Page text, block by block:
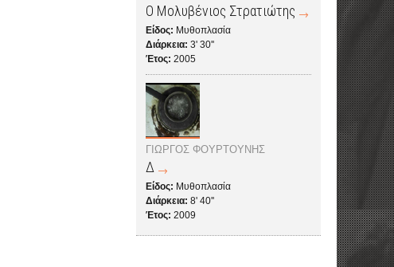
Ο Μολυβένιος Στρατιώτης
Είδος: Μυθοπλασία
Διάρκεια: 3' 30''
Έτος: 2005
ΓΙΩΡΓΟΣ ΦΟΥΡΤΟΥΝΗΣ
Δ
Είδος: Μυθοπλασία
Διάρκεια: 8' 40''
Έτος: 2009